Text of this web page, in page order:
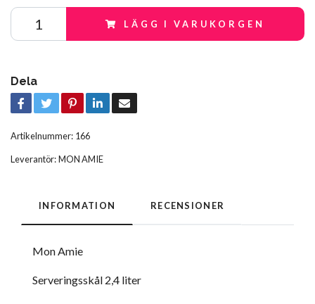
LÄGG I VARUKORGEN
Dela
Artikelnummer: 166
Leverantör:MON AMIE
INFORMATION RECENSIONER
Mon Amie
Serveringsskål 2,4 liter